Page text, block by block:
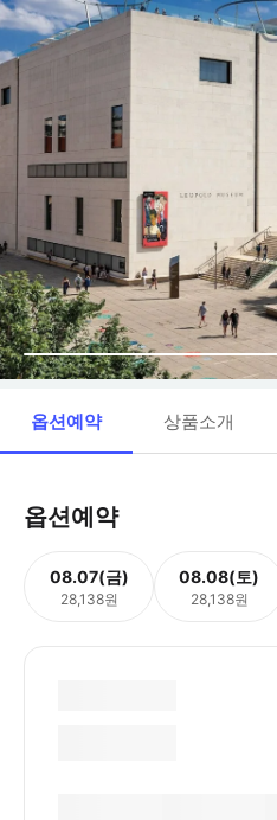
옵션예약 상품소개
옵션예약
08.07(금)
28,138원
08.08(토)
28,138원